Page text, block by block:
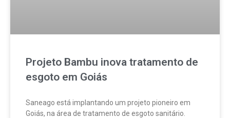
Projeto Bambu inova tratamento de
esgoto em Goiás
Saneago está implantando um projeto pioneiro em
Goiás, na área de tratamento de esgoto sanitário.